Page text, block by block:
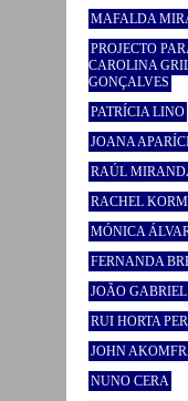
MAFALDA
PROJECTO
CAROLINA
GONÇALVES
PATRÍCIA LINO
JOANA
RAÚL
RACHEL
MÓNICA
FERNANDA
JOÃO GABRIEL
RUI HORTA
JOHN
NUNO CERA